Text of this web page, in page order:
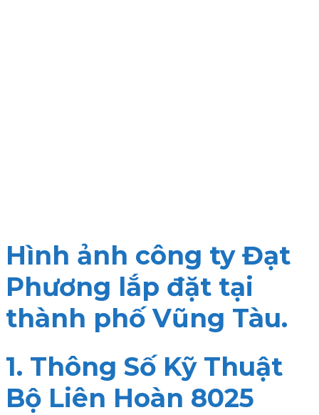
Hình ảnh công ty Đạt
Phương lắp đặt tại
thành phố Vũng Tàu.
1. Thông Số Kỹ Thuật
Bộ Liên Hoàn 8025